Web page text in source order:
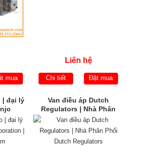
mua
Liên hệ
Chi tiết Đặt mua
| đại lý
Việt
Van điều áp Dutch
Regulators | Nhà Phân
Phối Dutch Regulators